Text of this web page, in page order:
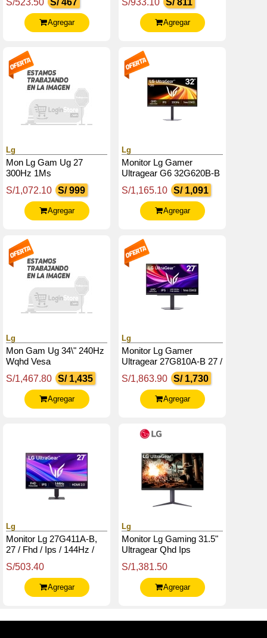
Salida_Auriculares
(3.5Mm)
S/523.50 S/ 467
Agregar
Hdmi X2 / Dp /
Headphone-Out
S/933.10 S/ 811
Agregar
Lg
Mon Lg Gam Ug 27
300Hz 1Ms
S/1,072.10 S/ 999
Agregar
Lg
Monitor Lg Gamer
Ultragear G6 32G620B-B
32 / Qhd / Ips / 200Hz /
Hdmix2 / Dp /
Salida_Auriculares
S/1,165.10 S/ 1,091
Agregar
Lg
Mon Gam Ug 34\" 240Hz
Wqhd Vesa
S/1,467.80 S/ 1,435
Agregar
Lg
Monitor Lg Gamer
Ultragear 27G810A-B 27 /
4K Uhd / Ips / 180Hz /
Hdmix2 / Dp / Usb /
Salida_Auriculares
S/1,863.90 S/ 1,730
Agregar
Lg
Monitor Lg 27G411A-B,
27 / Fhd / Ips / 144Hz /
Headphones-Out (3-
Polos, Solo Sonido)
S/503.40
Agregar
Lg
Monitor Lg Gaming 31.5"
Ultragear Qhd Ips
Hdmix2 / Dpx1 /
Headphone-Out X1
S/1,381.50
Agregar